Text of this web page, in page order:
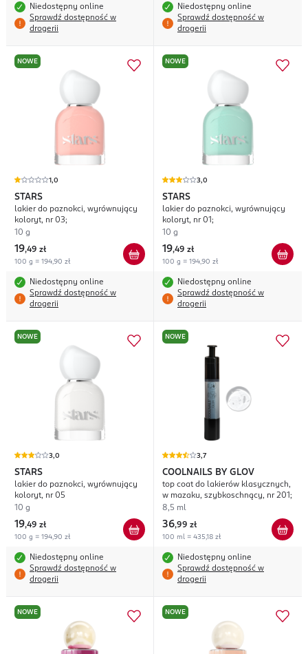
Niedostępny online
Sprawdź dostępność w
drogerii
Niedostępny online
Sprawdź dostępność w
drogerii
NOWE
1,0
STARS
lakier do paznokci, wyrównujący
koloryt, nr 03;
10 g
19,49 zł
100 g = 194,90 zł
Niedostępny online
Sprawdź dostępność w
drogerii
NOWE
3,0
STARS
lakier do paznokci, wyrównujący
koloryt, nr 01;
10 g
19,49 zł
100 g = 194,90 zł
Niedostępny online
Sprawdź dostępność w
drogerii
NOWE
3,0
STARS
lakier do paznokci, wyrównujący
koloryt, nr 05
10 g
19,49 zł
100 g = 194,90 zł
Niedostępny online
Sprawdź dostępność w
drogerii
NOWE
3,7
COOLNAILS BY GLOV
top coat do lakierów klasycznych,
w mazaku, szybkoschnący, nr 201;
8,5 ml
36,99 zł
100 ml = 435,18 zł
Niedostępny online
Sprawdź dostępność w
drogerii
NOWE NOWE